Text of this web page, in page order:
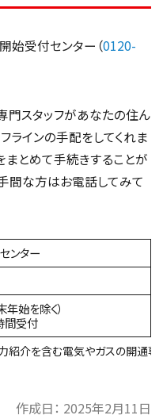
始受付センター（0120-
門スタッフがあなたの住ん
ラインの手配をしてくれま
まとめて手続きすることが
間な方はお電話してみて
ンター
年始を除く）
間受付
介を含む電気やガスの開通専
作成日： 2025年2月11日